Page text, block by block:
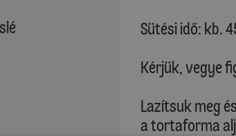
Sütési idő: kb.
Kérjük, vegye
Lazítsuk meg
a tortaforma